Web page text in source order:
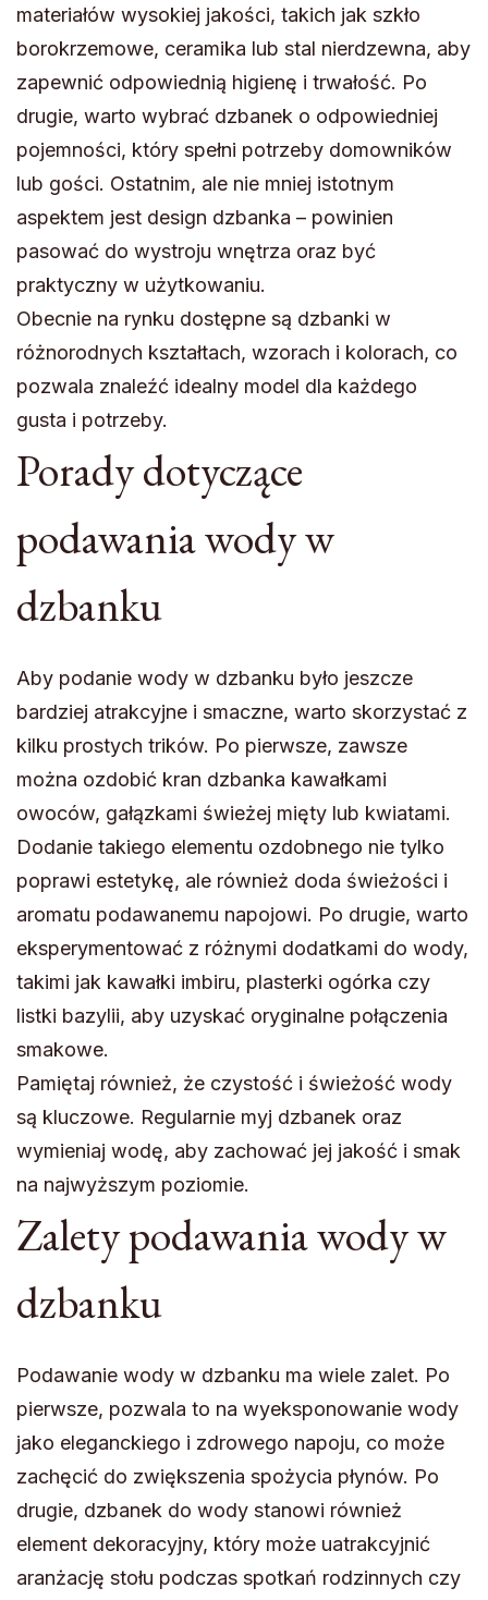
materiałów wysokiej jakości, takich jak szkło
borokrzemowe, ceramika lub stal nierdzewna, aby
zapewnić odpowiednią higienę i trwałość. Po
drugie, warto wybrać dzbanek o odpowiedniej
pojemności, który spełni potrzeby domowników
lub gości. Ostatnim, ale nie mniej istotnym
aspektem jest design dzbanka – powinien
pasować do wystroju wnętrza oraz być
praktyczny w użytkowaniu.
Obecnie na rynku dostępne są dzbanki w
różnorodnych kształtach, wzorach i kolorach, co
pozwala znaleźć idealny model dla każdego
gusta i potrzeby.
Porady dotyczące
podawania wody w
dzbanku
Aby podanie wody w dzbanku było jeszcze
bardziej atrakcyjne i smaczne, warto skorzystać z
kilku prostych trików. Po pierwsze, zawsze
można ozdobić kran dzbanka kawałkami
owoców, gałązkami świeżej mięty lub kwiatami.
Dodanie takiego elementu ozdobnego nie tylko
poprawi estetykę, ale również doda świeżości i
aromatu podawanemu napojowi. Po drugie, warto
eksperymentować z różnymi dodatkami do wody,
takimi jak kawałki imbiru, plasterki ogórka czy
listki bazylii, aby uzyskać oryginalne połączenia
smakowe.
Pamiętaj również, że czystość i świeżość wody
są kluczowe. Regularnie myj dzbanek oraz
wymieniaj wodę, aby zachować jej jakość i smak
na najwyższym poziomie.
Zalety podawania wody w
dzbanku
Podawanie wody w dzbanku ma wiele zalet. Po
pierwsze, pozwala to na wyeksponowanie wody
jako eleganckiego i zdrowego napoju, co może
zachęcić do zwiększenia spożycia płynów. Po
drugie, dzbanek do wody stanowi również
element dekoracyjny, który może uatrakcyjnić
aranżację stołu podczas spotkań rodzinnych czy